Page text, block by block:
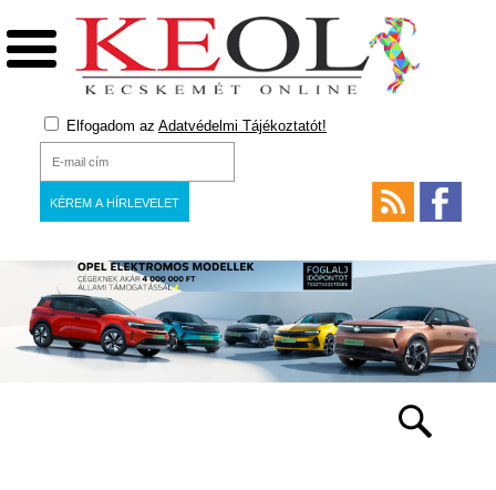
Elfogadom az Adatvédelmi Tájékoztatót!